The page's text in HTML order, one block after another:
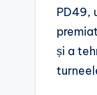
PD49,
și a